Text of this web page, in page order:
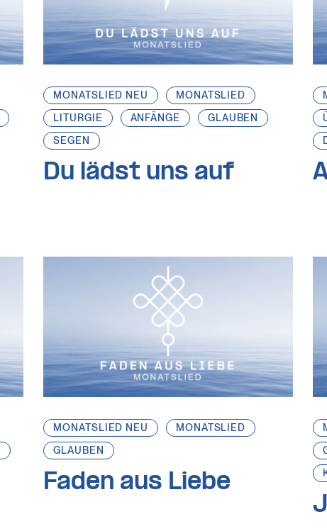
MONATSLIED NEU
MONATSLIED
LITURGIE
ANFÄNGE
GLAUBEN
SEGEN
Du lädst uns auf
MONATSLIED NEU
MONATSLIED
GLAUBEN
Faden aus Liebe